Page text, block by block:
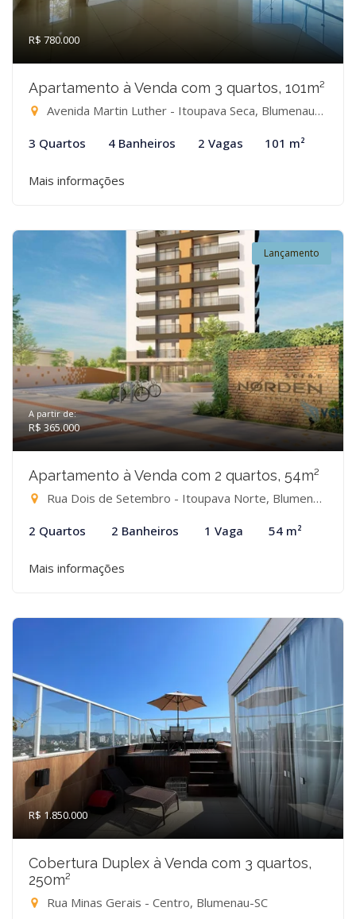
R$ 780.000
Apartamento à Venda com 3 quartos, 101m²
Avenida Martin Luther - Itoupava Seca, Blumenau-SC
3 Quartos 4 Banheiros 2 Vagas 101 m²
Mais informações
Lançamento
A partir de:
R$ 365.000
Apartamento à Venda com 2 quartos, 54m²
Rua Dois de Setembro - Itoupava Norte, Blumenau-SC
2 Quartos 2 Banheiros 1 Vaga 54 m²
Mais informações
R$ 1.850.000
Cobertura Duplex à Venda com 3 quartos,
250m²
Rua Minas Gerais - Centro, Blumenau-SC